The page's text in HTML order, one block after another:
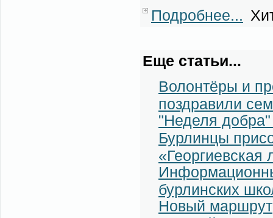
Подробнее...
Еще статьи...
Волонтёры и
поздравили
"Неделя добра"
Бурлинцы
«Георгиевская
бурлинских
Новый маршрут